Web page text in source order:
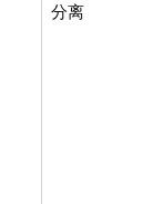
分离